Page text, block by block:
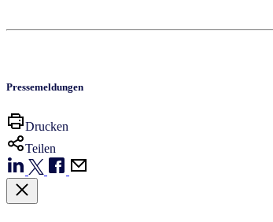
Pressemeldungen
Drucken
Teilen